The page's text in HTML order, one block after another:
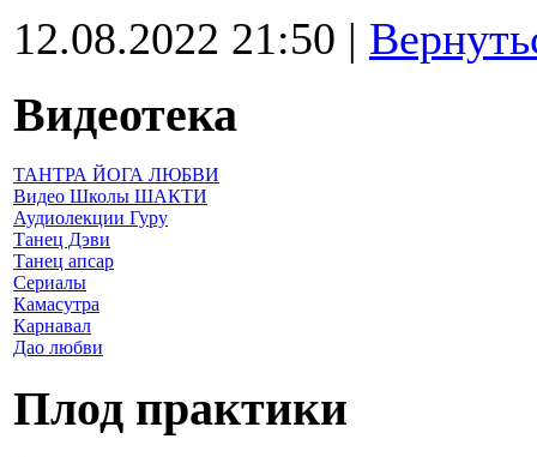
12.08.2022 21:50 |
Видеотека
ТАНТРА ЙОГА ЛЮБВИ
Видео Школы ШАКТИ
Аудиолекции Гуру
Танец Дэви
Танец апсар
Сериалы
Камасутра
Карнавал
Дао любви
Плод практики